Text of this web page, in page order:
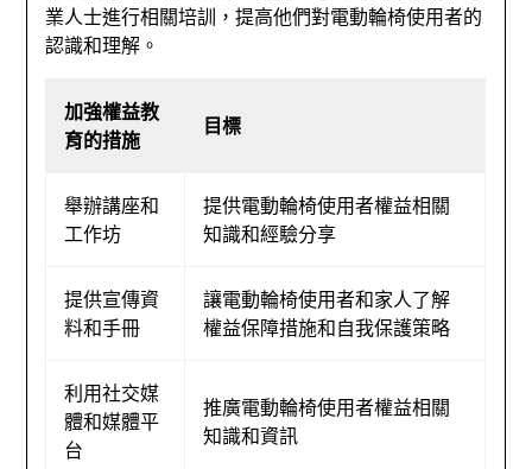
業人士進行相關培訓，提高他們對電動輪椅使用者的
認識和理解。
加強權益教
育的措施
目標
舉辦講座和
工作坊
提供電動輪椅使用者權益相關
知識和經驗分享
提供宣傳資
料和手冊
讓電動輪椅使用者和家人了解
權益保障措施和自我保護策略
利用社交媒
體和媒體平
台
推廣電動輪椅使用者權益相關
知識和資訊